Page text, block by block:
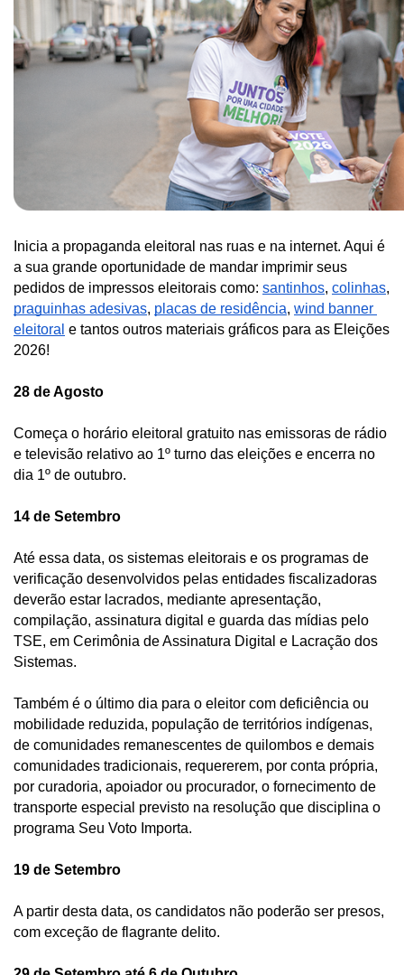
Inicia a propaganda eleitoral nas ruas e na internet. Aqui é
a sua grande oportunidade de mandar imprimir seus
pedidos de impressos eleitorais como: santinhos, colinhas
praguinhas adesivas, placas de residência, wind banner
eleitoral e tantos outros materiais gráficos para as Eleições
2026!
28 de Agosto
Começa o horário eleitoral gratuito nas emissoras de rádio
e televisão relativo ao 1º turno das eleições e encerra no
dia 1º de outubro.
14 de Setembro
Até essa data, os sistemas eleitorais e os programas de
verificação desenvolvidos pelas entidades fiscalizadoras
deverão estar lacrados, mediante apresentação,
compilação, assinatura digital e guarda das mídias pelo
TSE, em Cerimônia de Assinatura Digital e Lacração dos
Sistemas.
Também é o último dia para o eleitor com deficiência ou
mobilidade reduzida, população de territórios indígenas,
de comunidades remanescentes de quilombos e demais
comunidades tradicionais, requererem, por conta própria,
por curadoria, apoiador ou procurador, o fornecimento de
transporte especial previsto na resolução que disciplina o
programa Seu Voto Importa.
19 de Setembro
A partir desta data, os candidatos não poderão ser presos,
com exceção de flagrante delito.